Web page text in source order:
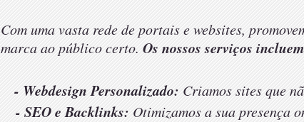
Com uma vasta rede de portais e websites,
marca ao público certo. Os nossos serviços
- Webdesign Personalizado: Criamos sites que
- SEO e Backlinks: Otimizamos a sua presença